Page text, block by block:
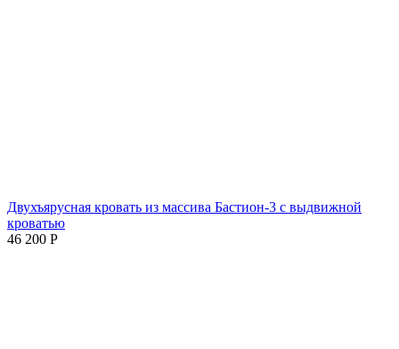
Двухъярусная кровать из массива Бастион-3 с выдвижной
кроватью
46 200 Р